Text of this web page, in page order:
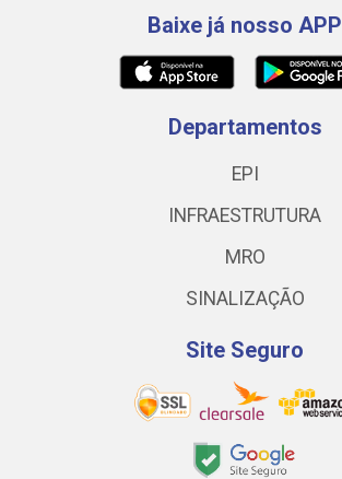
Baixe já nosso APP
Departamentos
EPI
INFRAESTRUTURA
MRO
SINALIZAÇÃO
Site Seguro